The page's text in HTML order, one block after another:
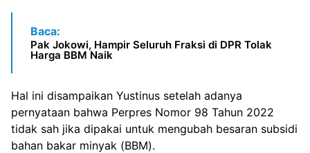
Baca:
Pak Jokowi, Hampir Seluruh Fraksi di DPR Tolak
Harga BBM Naik
Hal ini disampaikan Yustinus setelah adanya
pernyataan bahwa Perpres Nomor 98 Tahun 2022
tidak sah jika dipakai untuk mengubah besaran subsidi
bahan bakar minyak (BBM).